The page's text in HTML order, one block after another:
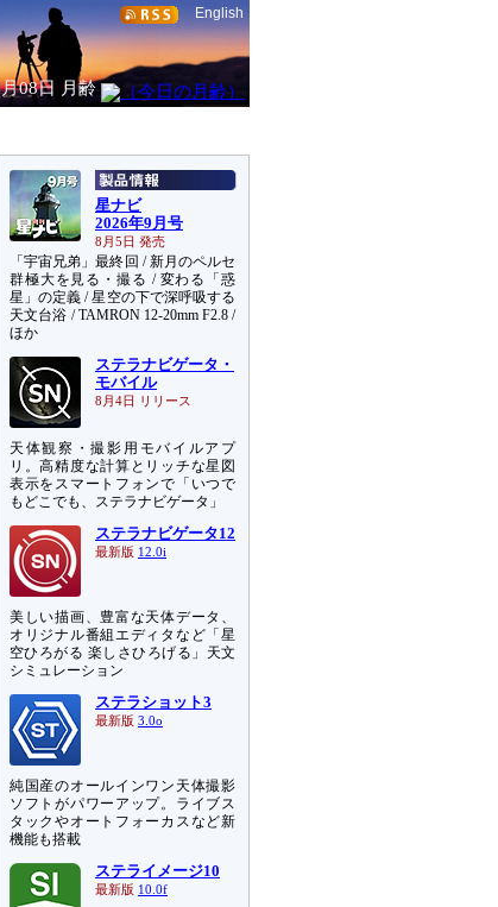
English
08日 月齢
星ナビ
2026年9月号
8月5日 発売
「宇宙兄弟」最終回 / 新月のペルセ
群極大を見る・撮る / 変わる「惑
星」の定義 / 星空の下で深呼吸する
天文台浴 / TAMRON 12-20mm F2.8 /
ほか
ステラナビゲータ・
モバイル
8月4日 リリース
天体観察・撮影用モバイルアプ
リ。高精度な計算とリッチな星図
表示をスマートフォンで「いつで
もどこでも、ステラナビゲータ」
ステラナビゲータ12
最新版 12.0i
美しい描画、豊富な天体データ、
オリジナル番組エディタなど「星
空ひろがる 楽しさひろげる」天文
シミュレーション
ステラショット3
最新版 3.0o
純国産のオールインワン天体撮影
ソフトがパワーアップ。ライブス
タックやオートフォーカスなど新
機能も搭載
ステライメージ10
最新版 10.0f